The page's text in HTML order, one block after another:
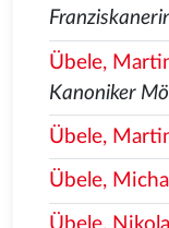
Übele,
Kanoniker
Übele,
Übele,